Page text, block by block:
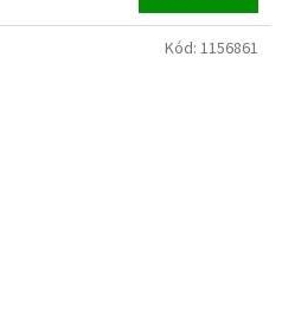
Kód: 1156861